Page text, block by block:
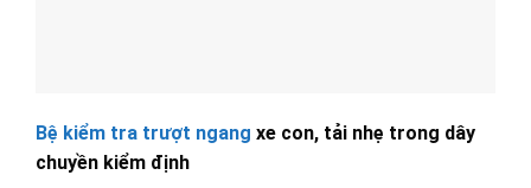
Bệ kiểm tra trượt ngang xe con, tải nhẹ trong dây
chuyền kiểm định